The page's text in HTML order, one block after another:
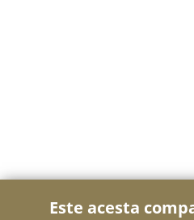
Este acesta